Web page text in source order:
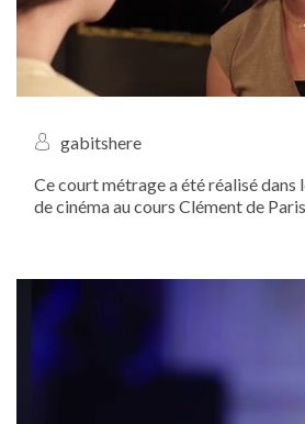
gabitshere
Ce court métrage a été réalisé dans
de cinéma au cours Clément de Paris. N’ayant eu
de mettre en avant mes talents